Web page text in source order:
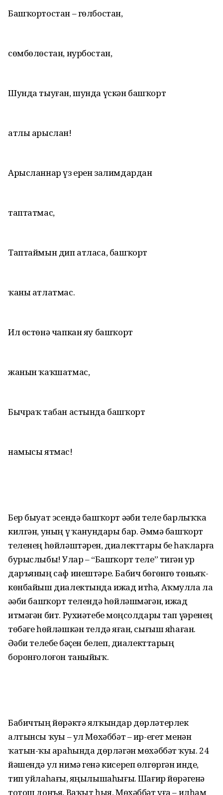
Башҡортостан – гөлбостан,
сөмбөлөстан, нурбостан,
Шунда тыуған, шунда үскән башҡорт
атлы арыслан!
Арысланнар үз ерен залимдардан
таптатмас,
Таптаймын дип атласа, башҡорт
ҡаны атлатмас.
Ил өстөнә чапкан яу башҡорт
жанын ҡаҡшатмас,
Бычраҡ табан астында башҡорт
намысы ятмас!
Бер быуат эсендә башҡорт әҙәби теле барлыҡҡа
килгән, уның үҙ ҡанундары бар. Әммә башҡорт
теленең һөйләш­тәрен, диалекттарҙы беҙ һаҡларға
бурыс­лыбыҙ! Улар – “Башҡорт теле” тигән ҙур
даръяның саф инештәре. Бабич бөгөнгө төньяҡ-
көнбайыш диалектында ижад итһә, Аҡмулла ла
әҙәби башҡорт телендә һөйләшмәгән, ижад
итмәгән бит. Ру­хиәтебеҙ моңсолдары тап үҙҙәренең
төбәге һөйләшкән телдә яҙған, сығыш яһаған.
Әҙәби телебеҙ бәҫен белеп, диалекттарҙың
боронғолоғон таныйыҡ.
Бабичтың йөрәктә ялҡындар дөрлә­терлек
алтынсы ҡуҙы – ул Мөхәббәт – ир-егет менән
ҡатын-ҡыҙ араһында дөрләгән мөхәббәт ҡуҙы. 24
йәшендә ул нимә генә кисереп өлгөргән инде,
тип уйлаһағыҙ, яңылышаһығыҙ. Шағир йөрәгенә
тотош донъя, Ваҡыт һыя, Мөхәббәт уға – илһам